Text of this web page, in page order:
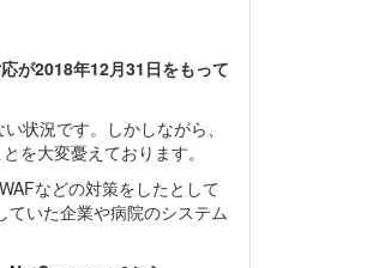
が2018年12月31日をもって
状況です。しかしながら、
を大変憂えております。
などの対策をしたとして
いた企業や病院のシステム